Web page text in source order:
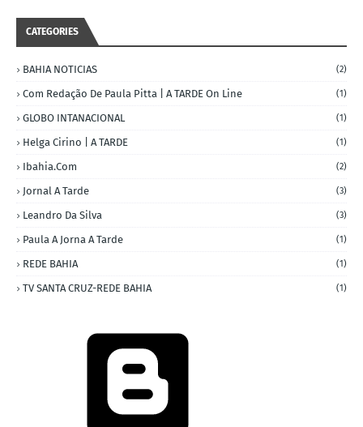
CATEGORIES
BAHIA NOTICIAS (2)
Com Redação De Paula Pitta | A TARDE On Line (1)
GLOBO INTANACIONAL (1)
Helga Cirino | A TARDE (1)
Ibahia.com (2)
Jornal A Tarde (3)
Leandro Da Silva (3)
Paula A Jorna A Tarde (1)
REDE BAHIA (1)
TV SANTA CRUZ-REDE BAHIA (1)